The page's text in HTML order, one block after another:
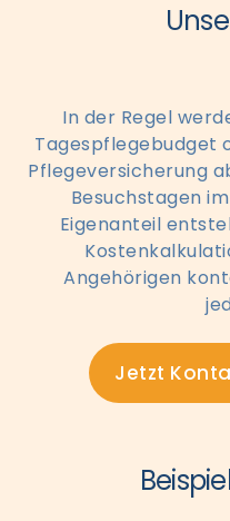
In der Regel
Tagespflegebudget
Pflegeversicherung
Besuchstagen
Eigenanteil
Angehörigen
Jetzt